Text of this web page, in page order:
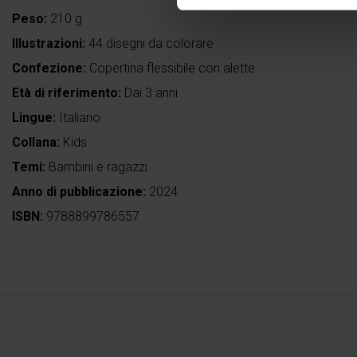
Peso: 210 g
Illustrazioni: 44 disegni da colorare
Confezione: Copertina flessibile con alette
Età di riferimento: Dai 3 anni
Lingue: Italiano
Collana: Kids
Temi: Bambini e ragazzi
Anno di pubblicazione: 2024
ISBN: 9788899786557